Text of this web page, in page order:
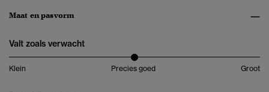
Maat en pasvorm
Valt zoals verwacht
Klein Precies goed Groot